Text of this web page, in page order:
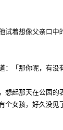
试着想像父亲口中
：「那你呢，有没
想起那天在公园的
个女孩，好久没见